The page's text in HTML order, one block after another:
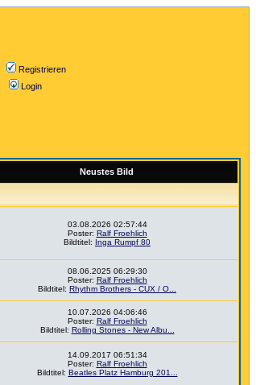
Registrieren
Login
Neustes Bild
03.08.2026 02:57:44
Poster: Ralf Froehlich
Bildtitel: Inga Rumpf 80
08.06.2025 06:29:30
Poster: Ralf Froehlich
Bildtitel: Rhythm Brothers - CUX / O...
10.07.2026 04:06:46
Poster: Ralf Froehlich
Bildtitel: Rolling Stones - New Albu...
14.09.2017 06:51:34
Poster: Ralf Froehlich
Bildtitel: Beatles Platz Hamburg 201...